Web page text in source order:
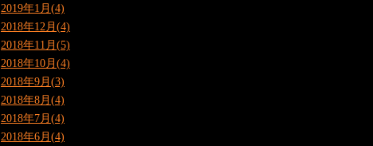
2019年1月(4)
2018年12月(4)
2018年11月(5)
2018年10月(4)
2018年9月(3)
2018年8月(4)
2018年7月(4)
2018年6月(4)